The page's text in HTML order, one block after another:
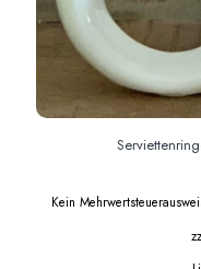
Kein